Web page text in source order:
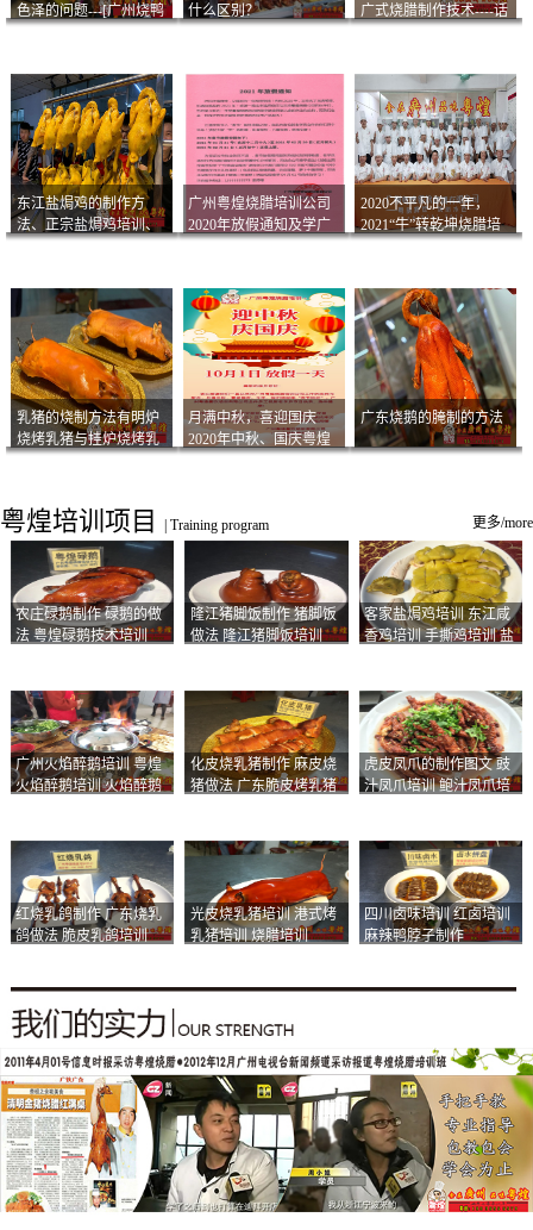
色泽的问题---[广州烧鸭
什么区别？
广式烧腊制作技术----话
东江盐焗鸡的制作方
法、正宗盐焗鸡培训、
广州粤煌烧腊培训公司
2020年放假通知及学广
2020不平凡的一年，
2021“牛”转乾坤烧腊培
乳猪的烧制方法有明炉
烧烤乳猪与挂炉烧烤乳
月满中秋，喜迎国庆
2020年中秋、国庆粤煌
广东烧鹅的腌制的方法
粤煌培训项目 Training program 更多/more
农庄碌鹅制作 碌鹅的做
法 粤煌碌鹅技术培训
隆江猪脚饭制作 猪脚饭
做法 隆江猪脚饭培训
客家盐焗鸡培训 东江咸
香鸡培训 手撕鸡培训 盐
广州火焰醉鹅培训 粤煌
火焰醉鹅培训 火焰醉鹅
化皮烧乳猪制作 麻皮烧
猪做法 广东脆皮烤乳猪
虎皮凤爪的制作图文 豉
汁凤爪培训 鲍汁凤爪培
红烧乳鸽制作 广东烧乳
鸽做法 脆皮乳鸽培训
光皮烧乳猪培训 港式烤
乳猪培训 烧腊培训
四川卤味培训 红卤培训
麻辣鸭脖子制作